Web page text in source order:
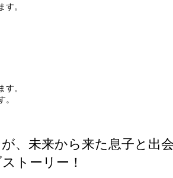
。
。
、未来から来た息子と出
トーリー！